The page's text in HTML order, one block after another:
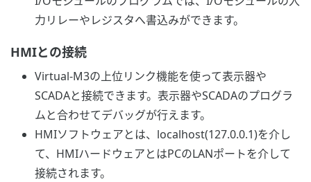
力リレーやレジスタへ書込みができます。
HMIとの接続
Virtual-M3の上位リンク機能を使って表示器や
SCADAと接続できます。表示器やSCADAのプログラ
ムと合わせてデバッグが行えます。
HMIソフトウェアとは、localhost(127.0.0.1)を介し
て、HMIハードウェアとはPCのLANポートを介して
接続されます。